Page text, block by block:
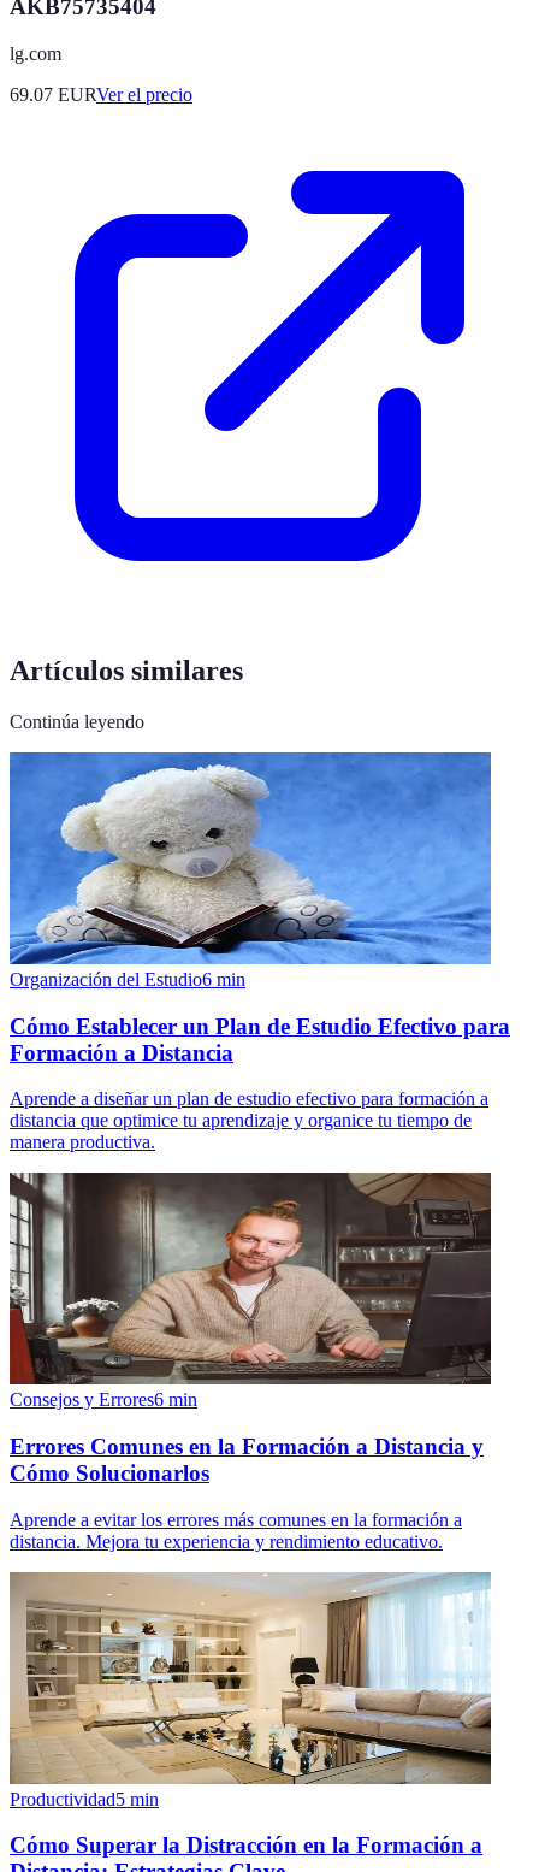
AKB75735404
lg.com
69.07 EURVer el precio
Artículos similares
Continúa leyendo
Organización del Estudio6 min
Cómo Establecer un Plan de Estudio Efectivo para
Formación a Distancia
Aprende a diseñar un plan de estudio efectivo para formación a
distancia que optimice tu aprendizaje y organice tu tiempo de
manera productiva.
Consejos y Errores6 min
Errores Comunes en la Formación a Distancia y
Cómo Solucionarlos
Aprende a evitar los errores más comunes en la formación a
distancia. Mejora tu experiencia y rendimiento educativo.
Productividad5 min
Cómo Superar la Distracción en la Formación a